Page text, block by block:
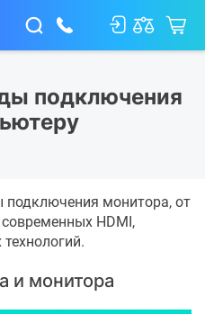
подключения
монитора, от
HDMI,
и монитора